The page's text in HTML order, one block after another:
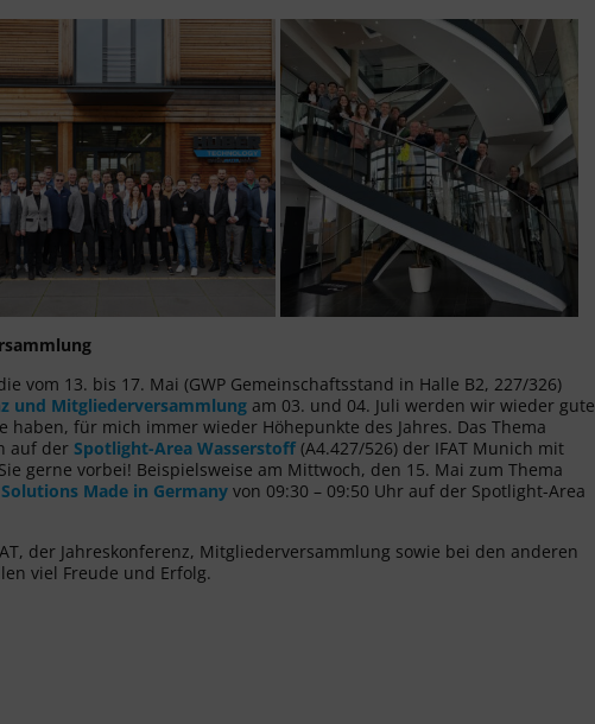
vom 13. bis 17. Mai (GWP Gemeinschaftsstand in Halle B2, 227/326)
und Mitgliederversammlung am 03. und 04. Juli werden wir wieder gute
für mich immer wieder Höhepunkte des Jahres. Das Thema
auf der Spotlight-Area Wasserstoff (A4.427/526) der IFAT Munich mit
gerne vorbei! Beispielsweise am Mittwoch, den 15. Mai zum Thema
Made in Germany von 09:30 – 09:50 Uhr auf der Spotlight-Area
der Jahreskonferenz, Mitgliederversammlung sowie bei den anderen
viel Freude und Erfolg.